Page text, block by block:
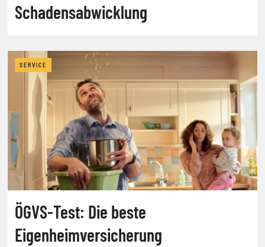
Schadensabwicklung
SERVICE
ÖGVS-Test: Die beste
Eigenheimversicherung